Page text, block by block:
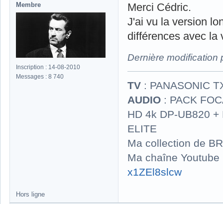
Membre
Inscription : 14-08-2010
Messages : 8 740
Merci Cédric.
J'ai vu la version
différences avec la
Dernière modification
TV : PANASONIC
AUDIO : PACK
HD 4k DP-UB820
ELITE
Ma collection de
Ma chaîne
x1ZEl8slcw
Hors ligne